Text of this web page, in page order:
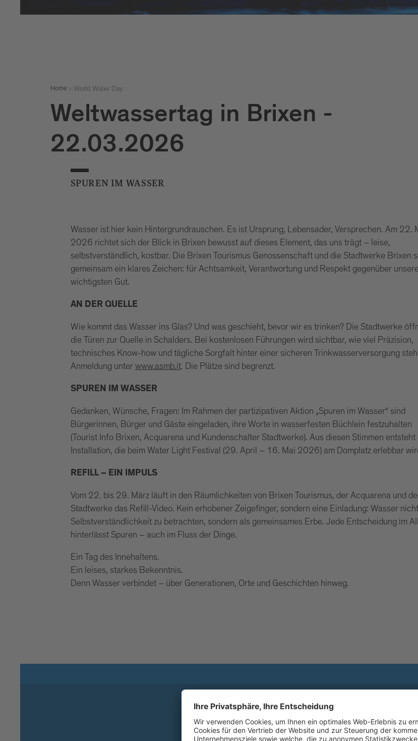
Home World Water Day
Weltwassertag in Brixen -
22.03.2026
SPUREN IM WASSER
Wasser ist hier kein Hintergrundrauschen. Es ist Ursprung, Lebensader, Versprechen. Am 22.
2026 richtet sich der Blick in Brixen bewusst auf dieses Element, das uns trägt – leise,
selbstverständlich, kostbar. Die Brixen Tourismus Genossenschaft und die Stadtwerke Brixen
gemeinsam ein klares Zeichen: für Achtsamkeit, Verantwortung und Respekt gegenüber
wichtigsten Gut.
AN DER QUELLE
Wie kommt das Wasser ins Glas? Und was geschieht, bevor wir es trinken? Die Stadtwerke
die Türen zur Quelle in Schalders. Bei kostenlosen Führungen wird sichtbar, wie viel Präzision,
technisches Know-how und tägliche Sorgfalt hinter einer sicheren Trinkwasserversorgung
Anmeldung unter www.asmb.it. Die Plätze sind begrenzt.
SPUREN IM WASSER
Gedanken, Wünsche, Fragen: Im Rahmen der partizipativen Aktion „Spuren im Wasser“ sind
Bürgerinnen, Bürger und Gäste eingeladen, ihre Worte in wasserfesten Büchlein festzuhalten
(Tourist Info Brixen, Acquarena und Kundenschalter Stadtwerke). Aus diesen Stimmen entsteht
Installation, die beim Water Light Festival (29. April – 16. Mai 2026) am Domplatz erlebbar
REFILL – EIN IMPULS
Vom 22. bis 29. März läuft in den Räumlichkeiten von Brixen Tourismus, der Acquarena und
Stadtwerke das Refill-Video. Kein erhobener Zeigefinger, sondern eine Einladung: Wasser
Selbstverständlichkeit zu betrachten, sondern als gemeinsames Erbe. Jede Entscheidung im
hinterlässt Spuren – auch im Fluss der Dinge.
Ein Tag des Innehaltens.
Ein leises, starkes Bekenntnis.
Denn Wasser verbindet – über Generationen, Orte und Geschichten hinweg.